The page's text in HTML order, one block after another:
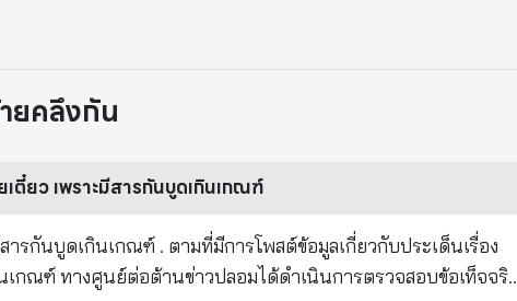
ยคลึงกัน
ตี๋ยว เพราะมีสารกันบูดเกินเกณฑ์
รกันบูดเกินเกณฑ์ . ตามที่มีการโพสต์ข้อมูลเกี่ยวกับประเด็นเรื่อง
กณฑ์ ทางศูนย์ต่อต้านข่าวปลอมได้ดำเนินการตรวจสอบข้อเท็จจริง